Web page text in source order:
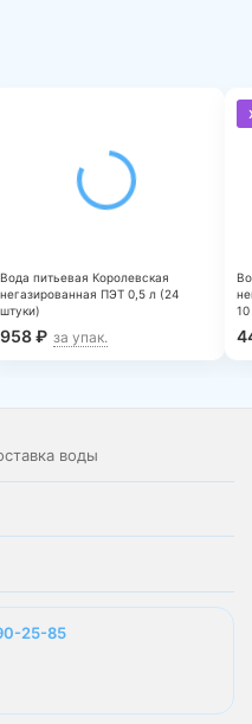
Вода питьевая Королевская
негазированная ПЭТ 0,5 л (24
штуки)
958₽ за упак.
воды
25-85